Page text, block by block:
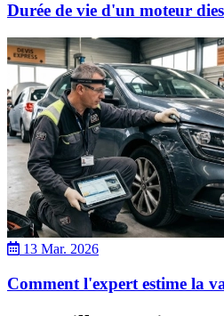
Durée de vie d'un moteur
13 Mar. 2026
Comment l'expert estime la